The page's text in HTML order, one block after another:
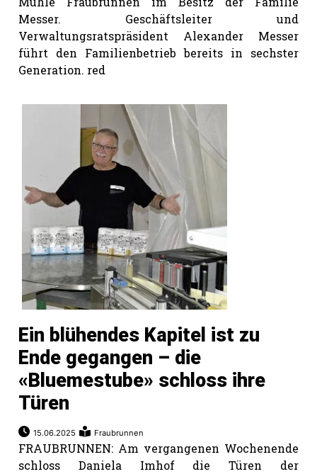
Messer. Geschäftsleiter und
Verwaltungsratspräsident Alexander Messer
führt den Familienbetrieb bereits in sechster
Generation. red
Ein blühendes Kapitel ist zu
Ende gegangen – die
«Bluemestube» schloss ihre
Türen
15.06.2025 Fraubrunnen
FRAUBRUNNEN: Am vergangenen Wochenende
schloss Daniela Imhof die Türen der